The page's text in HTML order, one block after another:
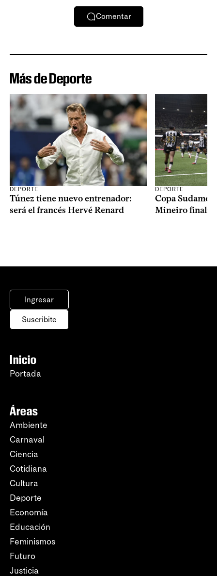
Comentar
Más de Deporte
DEPORTE
Túnez tiene nuevo entrenador:
será el francés Hervé Renard
DEPORTE
Copa
Mineiro
Ingresar
Suscribite
Inicio
Portada
Áreas
Ambiente
Carnaval
Ciencia
Cotidiana
Cultura
Deporte
Economía
Educación
Feminismos
Futuro
Justicia